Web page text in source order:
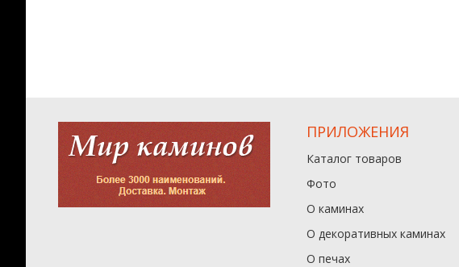
ПРИЛОЖЕНИЯ
Каталог товаров
Фото
О каминах
О декоративных каминах
О печах